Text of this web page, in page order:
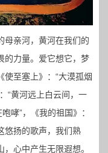
母亲河，黄河在我们的
的力量。爱它想它，梦
至塞上》：“大漠孤烟
“黄河远上白云间，一
哮”，《我的祖国》：
扬的歌声，我们熟
心中产生无限遐想。